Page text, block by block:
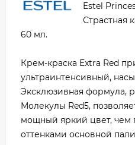
Estel
Страстная
60 мл.
Крем-краска Extra Red
ультраинтенсивный,
Эксклюзивная формула,
Молекулы Red5,
мощный яркий цвет, чем
оттенками основной